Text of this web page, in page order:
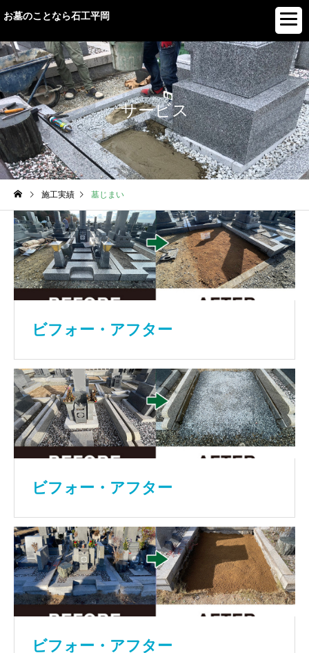
お墓のことなら石工平岡
サービス
施工実績 墓じまい
ビフォー・アフター
ビフォー・アフター
ビフォー・アフター